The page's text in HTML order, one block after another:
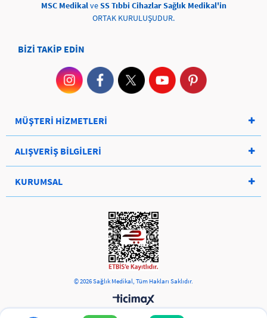
MSC MedikalveSS Tıbbi Cihazlar Sağlık Medikal'in
ORTAK KURULUŞUDUR.
BİZİ TAKİP EDİN
MÜŞTERİ HİZMETLERİ
ALIŞVERİŞ BİLGİLERİ
KURUMSAL
© 2026 Sağlık Medikal, Tüm Hakları Saklıdır.